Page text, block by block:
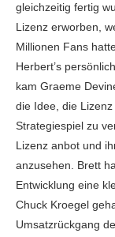
gleichzeitig fertig
Lizenz erworben,
Millionen Fans
Herbert’s
kam Graeme
die Idee, die
Strategiespiel zu
Lizenz anbot und
anzusehen. Brett
Entwicklung eine
Chuck Kroegel
Umsatzrückgang